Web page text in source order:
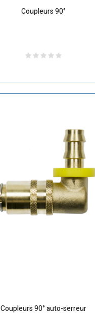
Coupleurs 90°
Coupleurs 90° auto-serreur